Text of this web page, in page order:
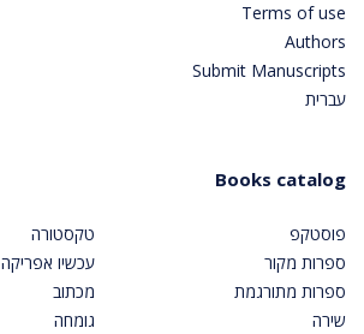
Terms of use
Authors
Submit Manuscripts
עברית
Books catalog
פוסטקפ
ספרות מקור
ספרות מתורגמת
שירה
טקסטורה
עכשיו אפריקה
מכתוב
גומחה